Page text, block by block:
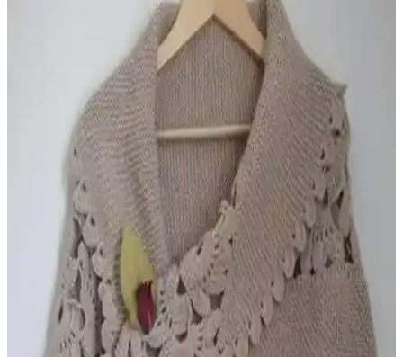
Şıklık ve Kalitenin Buluşması
Yüksek kaliteli pamuk ve Fransız danteliyle tasarlanan Belinda
Gelin Seti, 7 parçalık şık ve fonksiyonel bir seçenek olup, romantik
detaylarıyla düğün hazırlıklarınızı tamamlar.
Çeyiz Diyarı Fransız Dantelli Lalezar Gelin Seti
Kaliteli ve Şık Yatak Takımı
Fransız dantelli Lalezar Gelin Seti, şık tasarımı ve kaliteli
malzemeleriyle evlilik hazırlıklarında öne çıkar. Konfor ve estetiği
bir arada sunar, uzun ömürlü kullanım sağlar.
Ayhan Ayhanhome Çeyizlik Seccade ve Setleri
Karşılaştırması: Tasarım ve Kullanım Özellikleri
İki farklı Ayhan Ayhanhome seccade setinin tasarım, malzeme ve
kullanıcı yorumlarıyla detaylı karşılaştırması. Hangi ürün
ihtiyaçlarınıza daha uygun, öğrenin.
Ayhanhome 4'lü Gelin Bohçası Seti Geleneksel ve